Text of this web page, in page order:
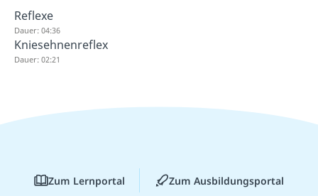
Reflexe
Dauer: 04:36
Kniesehnenreflex
Dauer: 02:21
Zum Lernportal Zum Ausbildungsportal